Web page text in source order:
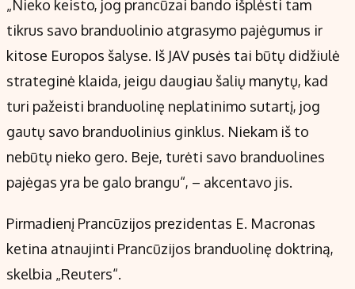
„Nieko keisto, jog prancūzai bando išplėsti tam
tikrus savo branduolinio atgrasymo pajėgumus ir
kitose Europos šalyse. Iš JAV pusės tai būtų didžiulė
strateginė klaida, jeigu daugiau šalių manytų, kad
turi pažeisti branduolinę neplatinimo sutartį, jog
gautų savo branduolinius ginklus. Niekam iš to
nebūtų nieko gero. Beje, turėti savo branduolines
pajėgas yra be galo brangu“, – akcentavo jis.
Pirmadienį Prancūzijos prezidentas E. Macronas
ketina atnaujinti Prancūzijos branduolinę doktriną,
skelbia „Reuters“.